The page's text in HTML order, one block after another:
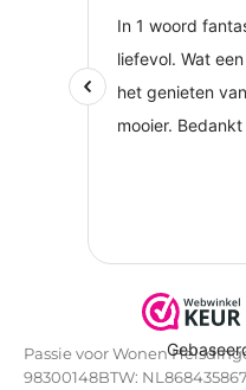
Passie voor Wonen
98300148BTW: